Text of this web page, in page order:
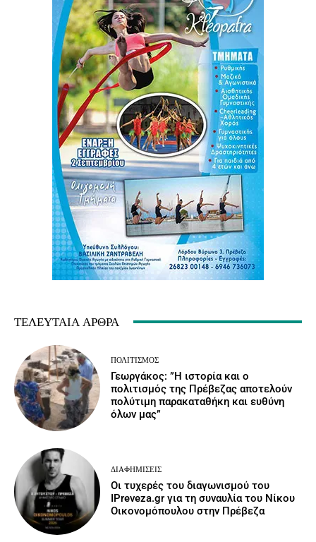
ΤΕΛΕΥΤΑΊΑ ΆΡΘΡΑ
ΠΟΛΙΤΙΣΜΌΣ
Γεωργάκος: ”Η ιστορία και ο
πολιτισμός της Πρέβεζας αποτελούν
πολύτιμη παρακαταθήκη και ευθύνη
όλων μας”
ΔΙΑΦΗΜΊΣΕΙΣ
Οι τυχερές του διαγωνισμού του
IPreveza.gr για τη συναυλία του Νίκου
Οικονομόπουλου στην Πρέβεζα